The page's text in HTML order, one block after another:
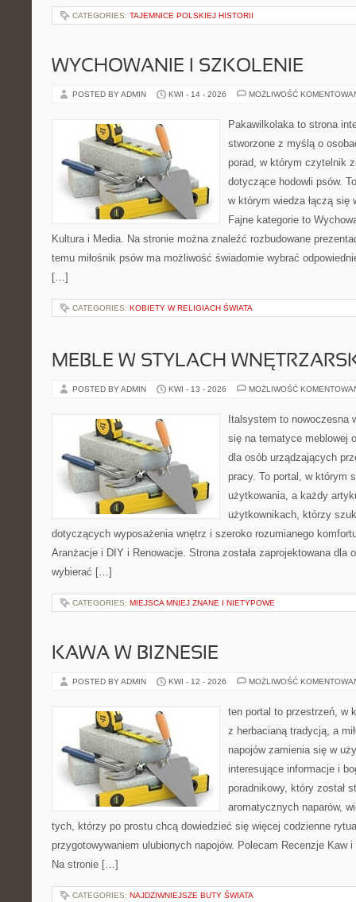
CATEGORIES: TAJEMNICE POLSKIEJ HISTORII
WYCHOWANIE I SZKOLENIE
POSTED BY ADMIN KWI - 14 - 2026 MOŻLIWOŚĆ
Pakawilkolaka to strona
stworzone z myślą o
porad, w którym czytelnik
dotyczące hodowli psów.
w którym wiedza łączą się
Fajne kategorie to
Kultura i Media. Na stronie można znaleźć rozbudowane
temu miłośnik psów ma możliwość świadomie wybrać
[…]
CATEGORIES: KOBIETY W RELIGIACH ŚWIATA
MEBLE W STYLACH
POSTED BY ADMIN KWI - 13 - 2026 MOŻLIWOŚĆ
Italsystem to nowoczesna
się na tematyce meblowej
dla osób urządzających
pracy. To portal, w którym
użytkowania, a każdy
użytkownikach, którzy
dotyczących wyposażenia wnętrz i szeroko rozumianego
Aranżacje i DIY i Renowacje. Strona została zaprojektowana dla
wybierać […]
CATEGORIES: MIEJSCA MNIEJ ZNANE I NIETYPOWE
KAWA W BIZNESIE
POSTED BY ADMIN KWI - 12 - 2026 MOŻLIWOŚĆ
ten portal to przestrzeń, w
z herbacianą tradycją, a
napojów zamienia się w
interesujące informacje i
poradnikowy, który został
aromatycznych naparów,
tych, którzy po prostu chcą dowiedzieć się więcej codzienne
przygotowywaniem ulubionych napojów. Polecam Recenzje Kaw
Na stronie […]
CATEGORIES: NAJDZIWNIEJSZE BUTY ŚWIATA